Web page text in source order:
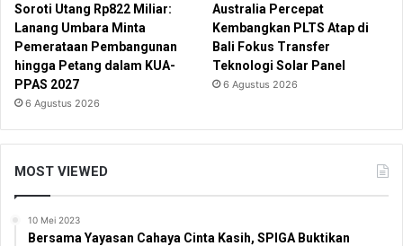
Soroti Utang Rp822 Miliar:
Lanang Umbara Minta
Pemerataan Pembangunan
hingga Petang dalam KUA-
PPAS 2027
6 Agustus 2026
Australia Percepat
Kembangkan PLTS Atap di
Bali Fokus Transfer
Teknologi Solar Panel
6 Agustus 2026
MOST VIEWED
10 Mei 2023
Bersama Yayasan Cahaya Cinta Kasih, SPIGA Buktikan